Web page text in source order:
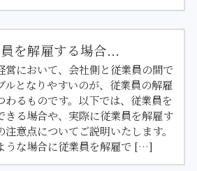
を解雇する場合...
営において、会社側と従業員の間で
ルとなりやすいのが、従業員の解雇
わるものです。以下では、従業員を
きる場合や、実際に従業員を解雇す
注意点についてご説明いたします。
うな場合に従業員を解雇で […]